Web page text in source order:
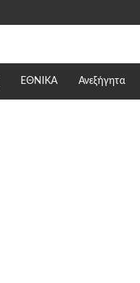
ΕΘΝΙΚΆ Ανεξήγητα